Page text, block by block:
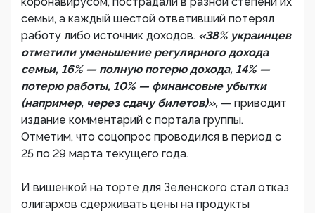
семьи, а каждый шестой ответивший потерял
работу либо источник доходов. «38% украинцев
отметили уменьшение регулярного дохода
семьи, 16% — полную потерю дохода, 14% —
потерю работы, 10% — финансовые убытки
(например, через сдачу билетов)», — приводит
издание комментарий с портала группы.
Отметим, что соцопрос проводился в период с
25 по 29 марта текущего года.
И вишенкой на торте для Зеленского стал отказ
олигархов сдерживать цены на продукты